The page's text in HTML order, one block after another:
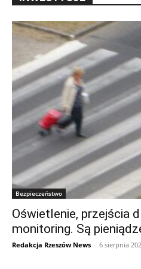
Bezpieczeństwo
Oświetlenie, przejścia
monitoring. Są
Redakcja Rzeszów News - 6 sierpnia